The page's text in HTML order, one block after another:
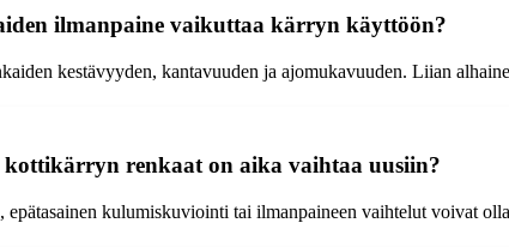
ilmanpaine vaikuttaa kärryn käyttöön?
kestävyyden, kantavuuden ja ajomukavuuden. Liian
renkaat on aika vaihtaa uusiin?
kulumiskuviointi tai ilmanpaineen vaihtelut voivat